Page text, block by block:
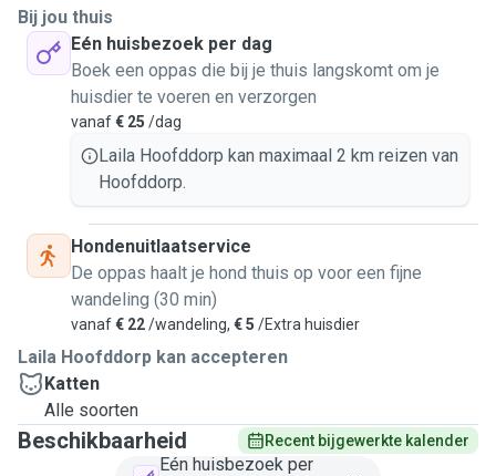
Bij jou thuis
Eén huisbezoek per dag
Boek een oppas die bij je thuis langskomt om je
huisdier te voeren en verzorgen
vanaf€ 25 /dag
Laila Hoofddorp kan maximaal 2 km reizen van
Hoofddorp.
Hondenuitlaatservice
De oppas haalt je hond thuis op voor een fijne
wandeling (30 min)
vanaf€ 22/wandeling, € 5 /Extra huisdier
Laila Hoofddorp kan accepteren
Katten
Alle soorten
Beschikbaarheid Recent bijgewerkte kalender
Eén huisbezoek per